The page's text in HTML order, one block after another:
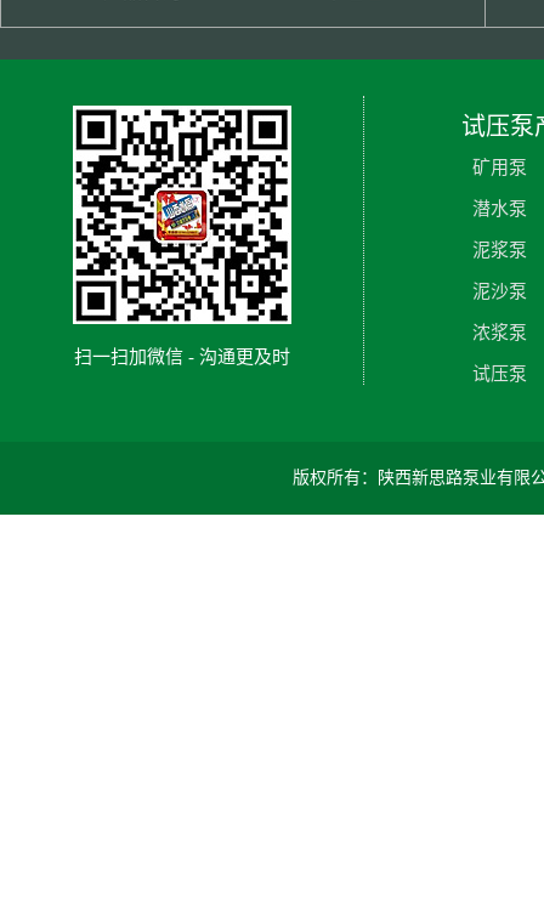
扫一扫加微信 - 沟通更及时
试压泵
矿用泵
潜水泵
泥浆泵
泥沙泵
浓浆泵
试压泵
版权所有：陕西新思路泵业